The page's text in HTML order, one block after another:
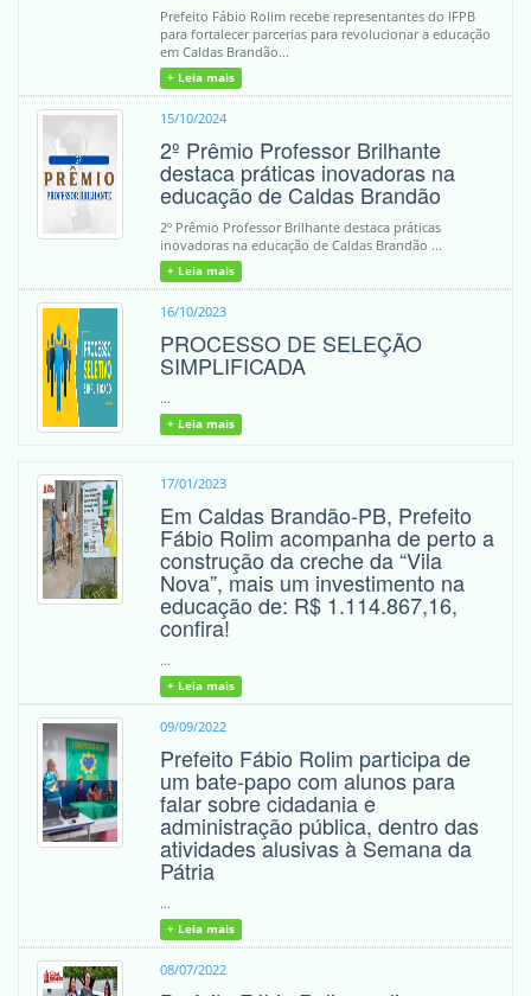
Prefeito Fábio Rolim recebe representantes do IFPB
para fortalecer parcerias para revolucionar a educação
em Caldas Brandão...
+ Leia mais
15/10/2024
2º Prêmio Professor Brilhante
destaca práticas inovadoras na
educação de Caldas Brandão
2º Prêmio Professor Brilhante destaca práticas
inovadoras na educação de Caldas Brandão ...
+ Leia mais
16/10/2023
PROCESSO DE SELEÇÃO
SIMPLIFICADA
...
+ Leia mais
17/01/2023
Em Caldas Brandão-PB, Prefeito
Fábio Rolim acompanha de perto a
construção da creche da “Vila
Nova”, mais um investimento na
educação de: R$ 1.114.867,16,
confira!
...
+ Leia mais
09/09/2022
Prefeito Fábio Rolim participa de
um bate-papo com alunos para
falar sobre cidadania e
administração pública, dentro das
atividades alusivas à Semana da
Pátria
...
+ Leia mais
08/07/2022